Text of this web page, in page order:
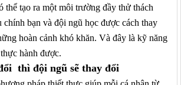
thể tạo ra một môi trường đầy thử thách
chính bạn và đội ngũ học được cách thay
hoàn cảnh khó khăn. Và đây là kỹ năng
hành được.
thì đội ngũ sẽ thay đổi